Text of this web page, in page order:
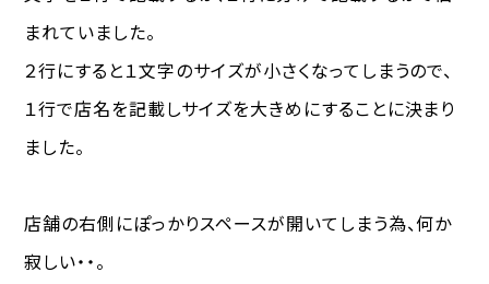
まれていました。
２行にすると１文字のサイズが小さくなってしまうので、
１行で店名を記載しサイズを大きめにすることに決まり
ました。
店舗の右側にぽっかりスペースが開いてしまう為、何か
寂しい・・。